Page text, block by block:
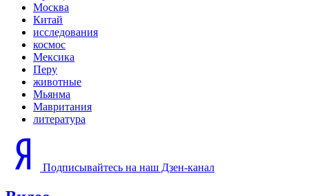
Москва
Китай
исследования
космос
Мексика
Перу
животные
Мьянма
Мавритания
литература
Подписывайтесь на наш Дзен-канал